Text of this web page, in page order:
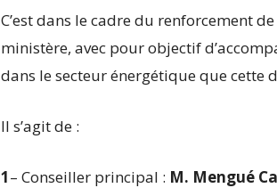
C’est dans le cadre du renforcement
ministère, avec pour objectif
dans le secteur énergétique que cette
Il s’agit de :
1– Conseiller principal : M. Mengué